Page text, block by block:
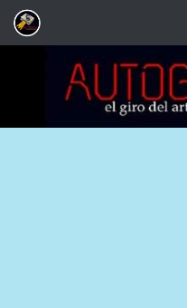
Saltar al contenido